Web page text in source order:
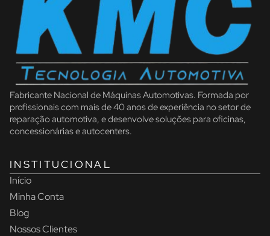
Fabricante Nacional de Máquinas Automotivas. Formada por
profissionais com mais de 40 anos de experiência no setor de
reparação automotiva, e desenvolve soluções para oficinas,
concessionárias e autocenters.
INSTITUCIONAL
Início
Minha Conta
Blog
Nossos Clientes